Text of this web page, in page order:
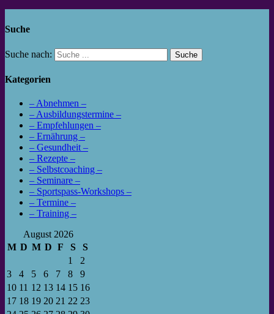
Suche
Suche nach:
Kategorien
– Abnehmen –
– Ausbildungstermine –
– Empfehlungen –
– Ernährung –
– Gesundheit –
– Rezepte –
– Selbstcoaching –
– Seminare –
– Sportspass-Workshops –
– Termine –
– Training –
August 2026
M D M D F S
S
1
2
3
4 5 6 7 8
9
10 11 12 13 14 15 16
17 18 19 20 21 22 23